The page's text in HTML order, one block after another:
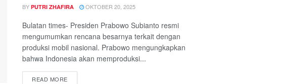
BY PUTRI ZHAFIRA OKTOBER 20, 2025
Bulatan times- Presiden Prabowo Subianto resmi
mengumumkan rencana besarnya terkait dengan
produksi mobil nasional. Prabowo mengungkapkan
bahwa Indonesia akan memproduksi...
READ MOREDETAILS